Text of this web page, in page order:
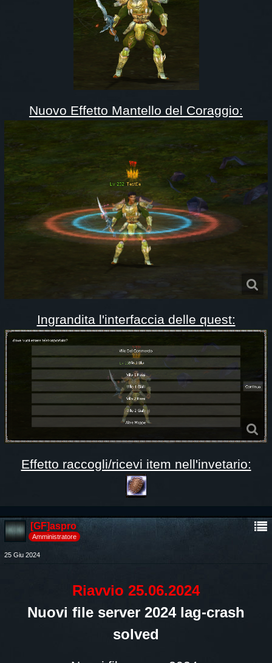
Nuovo Effetto Mantello del Coraggio:
Ingrandita l'interfaccia delle quest:
Effetto raccogli/ricevi item nell'invetario:
[GF]aspro
Amministratore
25 Giu 2024
Riavvio 25.06.2024
Nuovi file server 2024 lag-crash
solved